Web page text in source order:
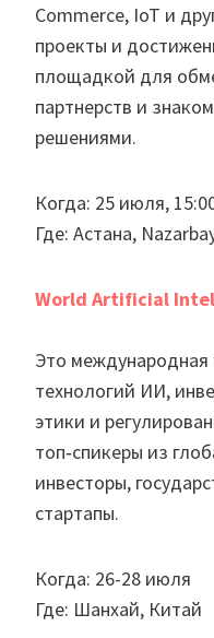
Commerce, IoT и
проекты и
площадкой для
партнерств и
решениями.
Когда: 25 июля,
Где: Астана,
World Artificial
Это
технологий ИИ,
этики и
топ‑спикеры из
инвесторы,
стартапы.
Когда: 26-28 июля
Где: Шанхай, Китай